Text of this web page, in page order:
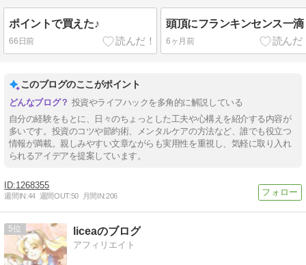
ポイントで買えた♪
66日前
頭頂にフランキンセンス一滴
6ヶ月前
このブログのここがポイント
投資やライフハックを多角的に解説している
自分の経験をもとに、日々のちょっとした工夫や心構えを紹介する内容が
多いです。投資のコツや節約術、メンタルケアの方法など、誰でも役立つ
情報が満載。親しみやすい文章ながらも実用性を重視し、気軽に取り入れ
られるアイデアを提案しています。
1268355
週間IN:44 週間OUT:50 月間IN:206
5 liceaのブログ
アフィリエイト